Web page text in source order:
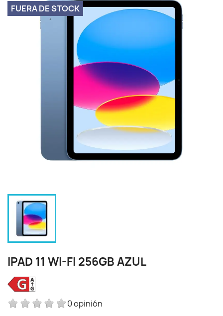
FUERA DE STOCK
IPAD 11 WI-FI 256GB AZUL
0 opinión